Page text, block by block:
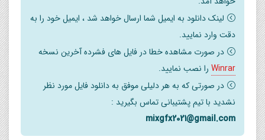
موقعیت/مقیاس لوگو را می توان به راحتی ویرایش کرد
آموزش PDF گنجانده شده است
لینک دانلود به ایمیل شما ارسال خواهد شد ، ایمیل خود را به
دقت وارد نمایید.
در صورت مشاهده خطا در فایل های فشرده آخرین نسخه
Winrar را نصب نمایید.
در صورتی که به هر دلیلی موفق به دانلود فایل مورد نظر
نشدید با تیم پشتیبانی تماس بگیرید :
mixgfx2021@gmail.com